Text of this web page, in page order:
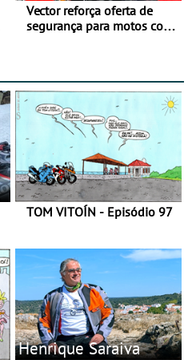
Vector reforça oferta de
segurança para motos com
TOM VITOÍN - Episódio 97
Henrique Saraiva